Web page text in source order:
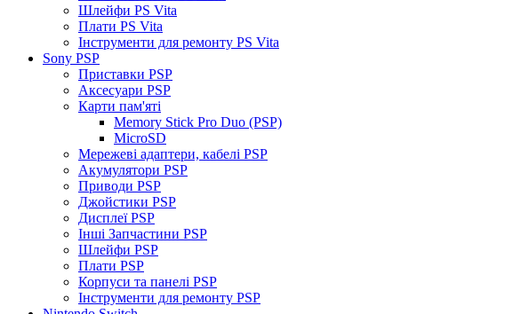
Шлейфи PS Vita
Плати PS Vita
Інструменти для ремонту PS Vita
Sony PSP
Приставки PSP
Аксесуари PSP
Карти пам'яті
Memory Stick Pro Duo (PSP)
MicroSD
Мережеві адаптери, кабелі PSP
Акумулятори PSP
Приводи PSP
Джойстики PSP
Дисплеї PSP
Інші Запчастини PSP
Шлейфи PSP
Плати PSP
Корпуси та панелі PSP
Інструменти для ремонту PSP